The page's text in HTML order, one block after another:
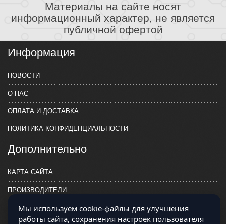
Материалы на сайте носят
информационный характер, не является
публичной офертой
Информация
НОВОСТИ
О НАС
ОПЛАТА И ДОСТАВКА
ПОЛИТИКА КОНФИДЕНЦИАЛЬНОСТИ
Дополнительно
КАРТА САЙТА
ПРОИЗВОДИТЕЛИ
КОНТАКТЫ
Мы используем cookie-файлы для улучшения
работы сайта, сохранения настроек пользователя